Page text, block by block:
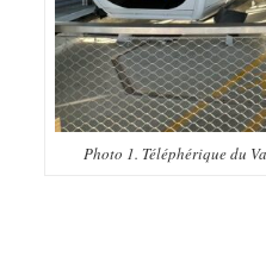
Photo 1. Téléphérique du